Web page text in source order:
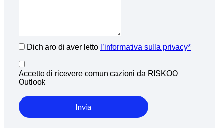
Dichiaro di aver letto l’informativa sulla privacy*
Accetto di ricevere comunicazioni da RISKOO
Outlook
Invia